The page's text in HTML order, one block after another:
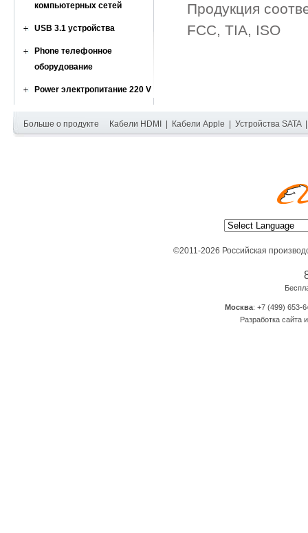
компьютерных сетей
USB 3.1 устройства
Phone телефонное
оборудование
Power электропитание 220 V
Продукция
FCC, TIA, ISO
Больше о продукте Кабели HDMI Кабели Apple Устройства SATA
©2011-2026 Российская
Москва: +7 (499) 653-
Разработка сайта